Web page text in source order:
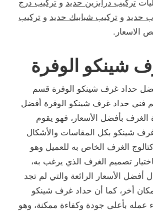
تركيب درابزين حديد و تركيب درج
حديد و تركيب شبابيك حديد و تركيب
الاسعار.
شينكو الوفرة
حداد غرف شينكو الوفرة قسم
فني حداد غرف شينكو الوفرة أفضل
الغرف بأفضل الأسعار، فهو يقوم
شينكو بكل المقاسات والأشكال
الغرف الخاص به للعميل وهو
تصميم الغرف الذي يرغب به،
الأسعار الرائعة والتي لم تجد
أخر، كما أن حداد غرف شينكو
عمله بأعلى جودة وكفاءة ممكنة، وهو